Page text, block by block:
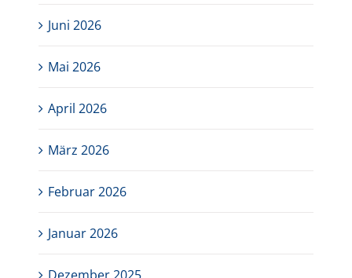
Juni 2026
Mai 2026
April 2026
März 2026
Februar 2026
Januar 2026
Dezember 2025